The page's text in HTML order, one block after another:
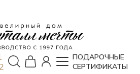
ПОДАРОЧНЫЕ
СЕРТИФИКАТЫ